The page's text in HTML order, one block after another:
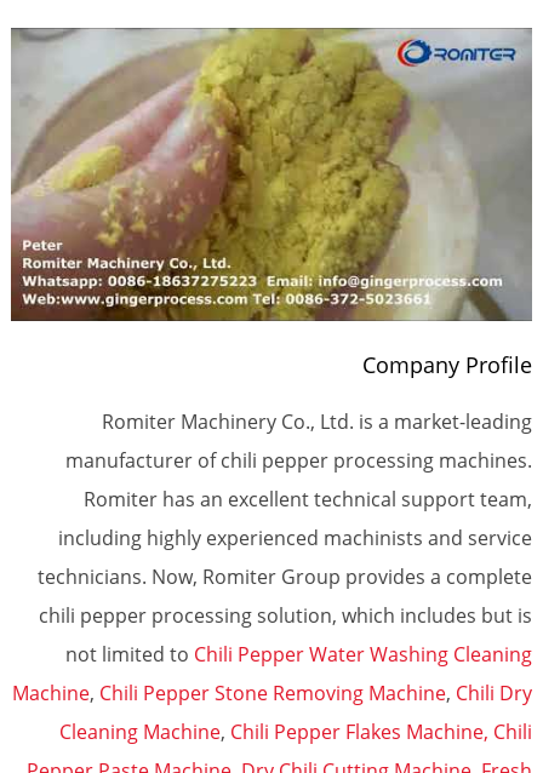
Company Profile
Romiter Machinery Co., Ltd. is a market-leading
manufacturer of chili pepper processing machines.
Romiter has an excellent technical support team,
including highly experienced machinists and service
technicians. Now, Romiter Group provides a complete
chili pepper processing solution, which includes but is
not limited to Chili Pepper Water Washing Cleaning
Machine, Chili Pepper Stone Removing Machine, Chili Dry
Cleaning Machine, Chili Pepper Flakes Machine, Chili